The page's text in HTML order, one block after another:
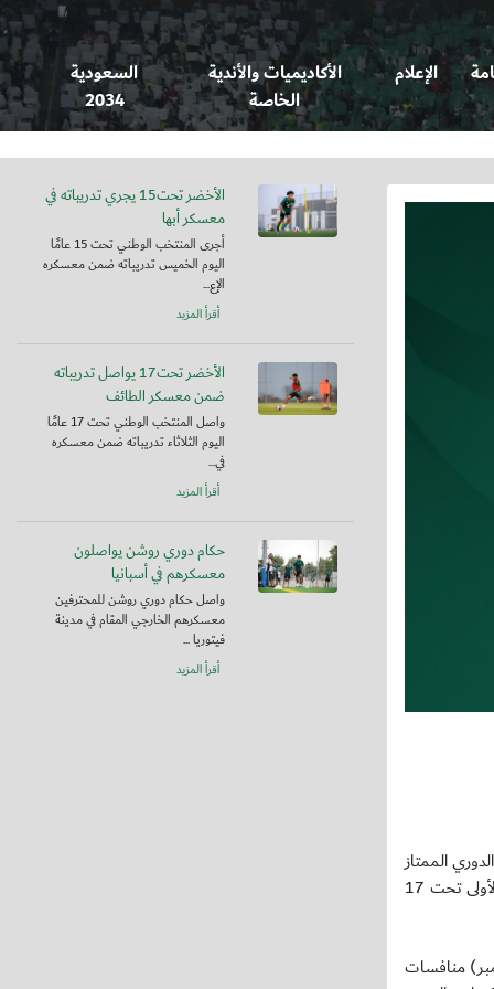
الإعلام
الأكاديميات والأندية
الخاصة
السعودية
2034
الجديد 2024 ـ 2025 والتي تمثل كلًا من الدوري الممتاز
تحت 18 عام، الدوري الممتاز تحت 17عام، الدوري الممتاز تحت 16 عام، الدوري الممتاز تحت 15 عام، دوري الدرجة الأولى تحت 18 عام، دوري الدرجة الأولى تحت 17
المقبل حيث تبدأ منافسات دوري الدرجة الأولى تحت 17 عام ، فيما تنطلق في اليوم التالي (13 سبتمبر) منافسات
الأخضر تحت15 يجري تدريباته في
معسكر أبها
أجرى المنتخب الوطني تحت 15 عامًا
اليوم الخميس تدريباته ضمن معسكره
الإع...
أقرأ المزيد
الأخضر تحت17 يواصل تدريباته
ضمن معسكر الطائف
واصل المنتخب الوطني تحت 17 عامًا
اليوم الثلاثاء تدريباته ضمن معسكره
في...
أقرأ المزيد
حكام دوري روشن يواصلون
معسكرهم في أسبانيا
واصل حكام دوري روشن للمحترفين
معسكرهم الخارجي المقام في مدينة
فيتوريا ...
أقرأ المزيد